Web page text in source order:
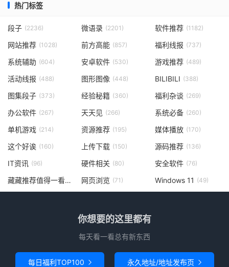
热门标签
段子 (2236) 微语录 (2201) 软件推荐 (1182)
网站推荐 (1028) 前方高能 (857) 福利线报 (737)
系统辅助 (604) 安卓软件 (530) 游戏推荐 (489)
活动线报 (488) 图形图像 (448) BILIBILI (388)
图集段子 (373) 经验秘籍 (360) 福利杂谈 (269)
办公软件 (267) 天天见 (266) 系统必备 (260)
单机游戏 (214) 资源推荐 (195) 媒体播放 (170)
这个好诶 (160) 上传下载 (150) 源码推荐 (136)
IT资讯 (96) 硬件相关 (80) 安全软件 (76)
藏藏推荐值得一看 网页浏览 (71) Windows 11 (49)
你想要的这里都有
每天看一看总有新东西
每日福利TOP100  永久地址/地址发布页 